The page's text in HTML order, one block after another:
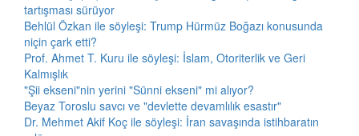
tartışması sürüyor
Behlül Özkan ile söyleşi: Trump Hürmüz Boğazı konusunda
niçin çark etti?
Prof. Ahmet T. Kuru ile söyleşi: İslam, Otoriterlik ve Geri
Kalmışlık
"Şii ekseni"nin yerini "Sünni ekseni" mi alıyor?
Beyaz Toroslu savcı ve "devlette devamlılık esastır"
Dr. Mehmet Akif Koç ile söyleşi: İran savaşında istihbaratın